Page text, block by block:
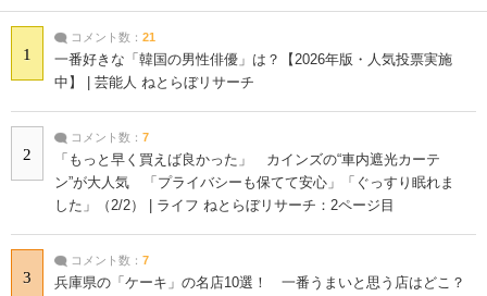
1
コメント数： 21
一番好きな「韓国の男性俳優」は？【2026年版・人気投票実施
中】 | 芸能人 ねとらぼリサーチ
2
コメント数： 7
「もっと早く買えば良かった」 カインズの“車内遮光カーテ
ン”が大人気 「プライバシーも保てて安心」「ぐっすり眠れま
した」（2/2） | ライフ ねとらぼリサーチ：2ページ目
3
コメント数： 7
兵庫県の「ケーキ」の名店10選！ 一番うまいと思う店はどこ？